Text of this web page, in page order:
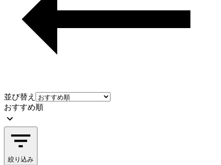
並び替え
おすすめ順
絞り込み